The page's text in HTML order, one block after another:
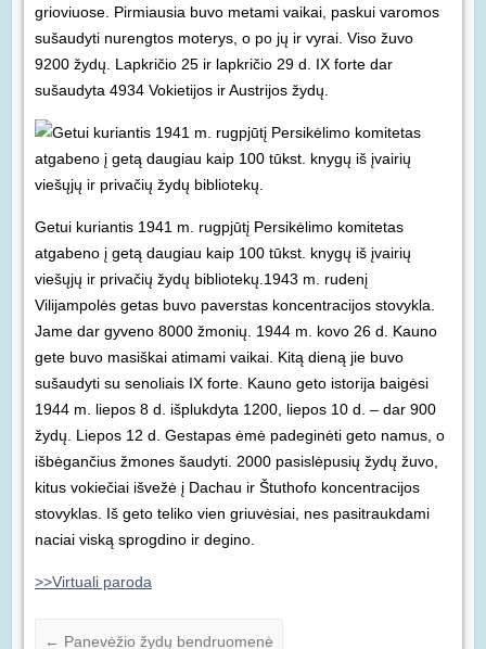
grioviuose. Pirmiausia buvo metami vaikai, paskui varomos
sušaudyti nurengtos moterys, o po jų ir vyrai. Viso žuvo
9200 žydų. Lapkričio 25 ir lapkričio 29 d. IX forte dar
sušaudyta 4934 Vokietijos ir Austrijos žydų.
Getui kuriantis 1941 m. rugpjūtį Persikėlimo komitetas
atgabeno į getą daugiau kaip 100 tūkst. knygų iš įvairių
viešųjų ir privačių žydų bibliotekų.1943 m. rudenį
Vilijampolės getas buvo paverstas koncentracijos stovykla.
Jame dar gyveno 8000 žmonių. 1944 m. kovo 26 d. Kauno
gete buvo masiškai atimami vaikai. Kitą dieną jie buvo
sušaudyti su senoliais IX forte. Kauno geto istorija baigėsi
1944 m. liepos 8 d. išplukdyta 1200, liepos 10 d. – dar 900
žydų. Liepos 12 d. Gestapas ėmė padeginėti geto namus, o
išbėgančius žmones šaudyti. 2000 pasislėpusių žydų žuvo,
kitus vokiečiai išvežė į Dachau ir Štuthofo koncentracijos
stovyklas. Iš geto teliko vien griuvėsiai, nes pasitraukdami
naciai viską sprogdino ir degino.
>>Virtuali paroda
← Panevėžio žydų bendruomenė